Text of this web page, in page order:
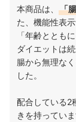
本商品は、 「
た、機能性表
「年齢ととも
ダイエットは
腸から無理な
した。
配合している2
きを持ってい